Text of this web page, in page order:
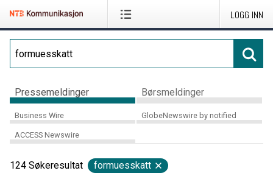
LOGG INN
Pressemeldinger Børsmeldinger
Business Wire GlobeNewswire by notified
ACCESS Newswire
124 Søkeresultat formuesskatt